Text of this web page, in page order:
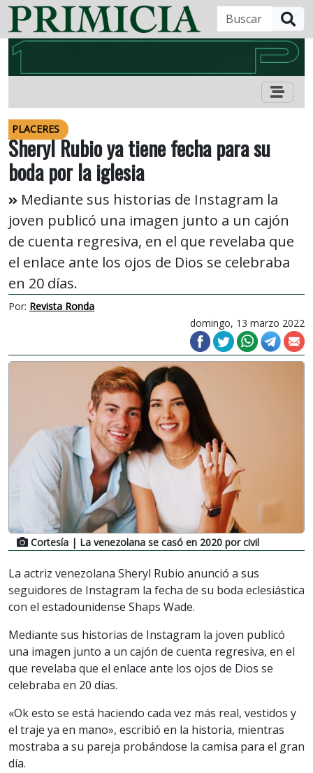
PLACERES
Sheryl Rubio ya tiene fecha para su
boda por la iglesia
Mediante sus historias de Instagram la
joven publicó una imagen junto a un cajón
de cuenta regresiva, en el que revelaba que
el enlace ante los ojos de Dios se celebraba
en 20 días.
Por: Revista Ronda
domingo, 13 marzo 2022
Cortesía | La venezolana se casó en 2020 por civil
La actriz venezolana Sheryl Rubio anunció a sus
seguidores de Instagram la fecha de su boda eclesiástica
con el estadounidense Shaps Wade.
Mediante sus historias de Instagram la joven publicó
una imagen junto a un cajón de cuenta regresiva, en el
que revelaba que el enlace ante los ojos de Dios se
celebraba en 20 días.
«Ok esto se está haciendo cada vez más real, vestidos y
el traje ya en mano», escribió en la historia, mientras
mostraba a su pareja probándose la camisa para el gran
día.